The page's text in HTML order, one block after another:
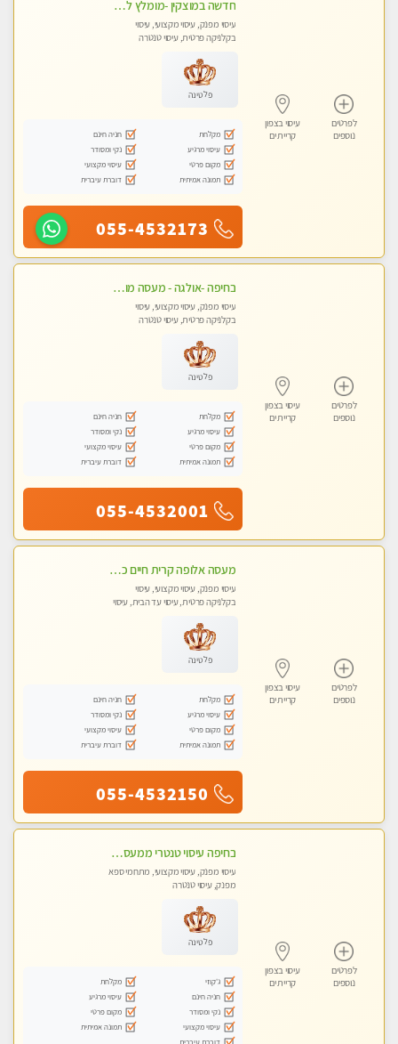
לפרטים
נוספים
עיסוי בצפון
קריית ים
חדשה במוצקין -מומלץ לחלוטין! כל סוגי העיסויים מעסה מקצועית ואיכותית פרטי!!!
עיסוי מפנק, עיסוי מקצועי, עיסוי
בקלניקה פרטית, עיסוי טנטרה
פלטינה
מקלחת
חניה חינם
עיסוי מרגיע
נקי ומסודר
מקום פרטי
עיסוי מקצועי
תמונה אמיתית
דוברת עיברית
055-4532173
לפרטים
נוספים
עיסוי בצפון
קריית ים
בחיפה -אולגה - מעסה מושלמת חדשה בעיר ! טל 052-5738058
עיסוי מפנק, עיסוי מקצועי, עיסוי
בקלניקה פרטית, עיסוי טנטרה
פלטינה
מקלחת
חניה חינם
עיסוי מרגיע
נקי ומסודר
מקום פרטי
עיסוי מקצועי
תמונה אמיתית
דוברת עיברית
055-4532001
לפרטים
נוספים
עיסוי בצפון
קריית ים
מעסה אלופה קרית חיים כל סוגי העיסויים מעסה מקצועית ואיכותית פרטי!!
עיסוי מפנק, עיסוי מקצועי, עיסוי
בקלניקה פרטית, עיסוי עד הבית, עיסוי
פלטינה
מקלחת
חניה חינם
עיסוי מרגיע
נקי ומסודר
מקום פרטי
עיסוי מקצועי
תמונה אמיתית
דוברת עיברית
055-4532150
לפרטים
נוספים
עיסוי בצפון
קריית ים
בחיפה עיסוי טנטרי ממעסה מקצועית. חוויה מעולם אחר שכל אחד צריך לנסות. מעסה צעירה, אנרגיה נשית, ☺️❤️
עיסוי מפנק, עיסוי מקצועי, מתחמי ספא
מפנק, עיסוי טנטרה
פלטינה
ג'קוזי
מקלחת
חניה חינם
עיסוי מרגיע
נקי ומסודר
מקום פרטי
עיסוי מקצועי
תמונה אמיתית
דוברת עיברית